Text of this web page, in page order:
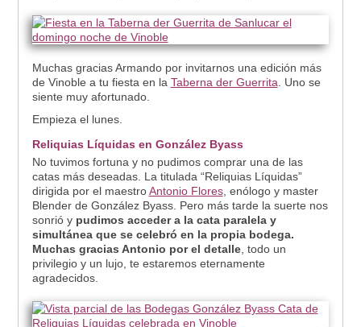
Muchas gracias Armando por invitarnos una edición más
de Vinoble a tu fiesta en la Taberna der Guerrita . Uno se
siente muy afortunado.
Empieza el lunes.
Reliquias Líquidas en González Byass
No tuvimos fortuna y no pudimos comprar una de las
catas más deseadas. La titulada “Reliquias Líquidas”
dirigida por el maestroAntonio Flores, enólogo y master
Blender de González Byass. Pero más tarde la suerte nos
sonrió y pudimos acceder a la cata paralela y
simultánea que se celebró en la propia bodega.
Muchas gracias Antonio por el detalle, todo un
privilegio y un lujo, te estaremos eternamente
agradecidos.